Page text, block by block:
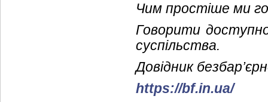
Чим простіше ми
Говорити
суспільства.
Довідник
https://bf.in.ua/